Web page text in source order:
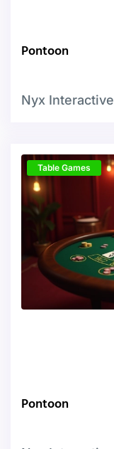
Pontoon
Nyx Interactive
Table Games
Pontoon